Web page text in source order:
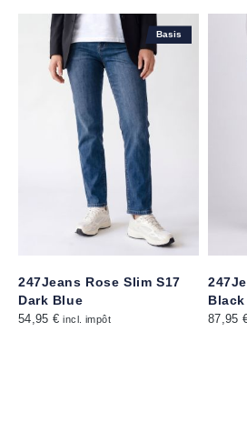
Basis
247Jeans Rose Slim S17
Dark Blue
54,95 €incl. impôt
Black
87,95